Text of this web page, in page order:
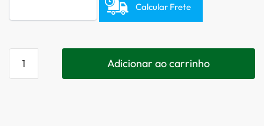
Calcular Frete
Adicionar ao carrinho